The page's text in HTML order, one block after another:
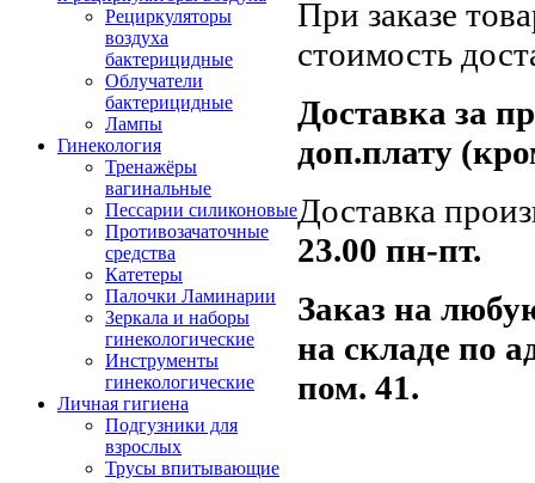
Рециркуляторы
воздуха
бактерицидные
Облучатели
бактерицидные
Лампы
Гинекология
Тренажёры
вагинальные
Пессарии силиконовые
Противозачаточные
средства
Катетеры
Палочки Ламинарии
Зеркала и наборы
гинекологические
Инструменты
гинекологические
Личная гигиена
Подгузники для
взрослых
Трусы впитывающие
При заказе
стоимость
Доставка за
доп.плату
Доставка
23.00 пн-пт.
Заказ на
на складе по
пом. 41.